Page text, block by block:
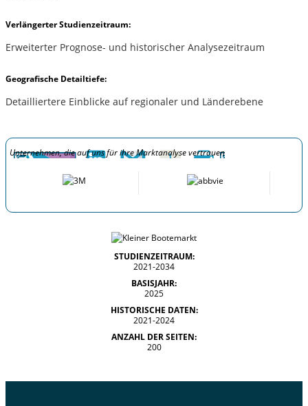
Verlängerter Studienzeitraum:
Erweiterter Prognose- und historischer Analysezeitraum
Geografische Detailtiefe:
Detailliertere Einblicke auf regionaler und Länderebene
Unternehmen, die auf uns für ihre Marktanalyse vertrauen
STUDIENZEITRAUM:
2021-2034
BASISJAHR:
2025
HISTORISCHE DATEN:
2021-2024
ANZAHL DER SEITEN:
200